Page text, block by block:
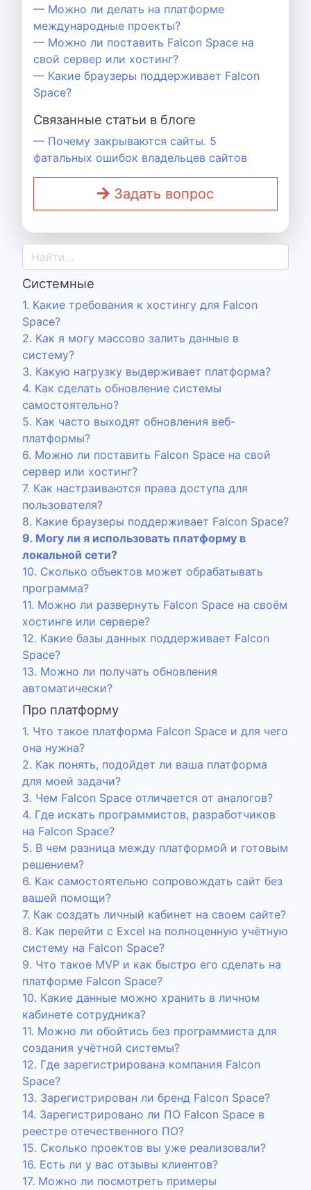
— Можно ли делать на платформе
международные проекты?
— Можно ли поставить Falcon Space на
свой сервер или хостинг?
— Какие браузеры поддерживает Falcon
Space?
Связанные статьи в блоге
— Почему закрываются сайты. 5
фатальных ошибок владельцев сайтов
Задать вопрос
Системные
1. Какие требования к хостингу для Falcon
Space?
2. Как я могу массово залить данные в
систему?
3. Какую нагрузку выдерживает платформа?
4. Как сделать обновление системы
самостоятельно?
5. Как часто выходят обновления веб-
платформы?
6. Можно ли поставить Falcon Space на свой
сервер или хостинг?
7. Как настраиваются права доступа для
пользователя?
8. Какие браузеры поддерживает Falcon Space?
9. Могу ли я использовать платформу в
локальной сети?
10. Сколько объектов может обрабатывать
программа?
11. Можно ли развернуть Falcon Space на своём
хостинге или сервере?
12. Какие базы данных поддерживает Falcon
Space?
13. Можно ли получать обновления
автоматически?
Про платформу
1. Что такое платформа Falcon Space и для чего
она нужна?
2. Как понять, подойдет ли ваша платформа
для моей задачи?
3. Чем Falcon Space отличается от аналогов?
4. Где искать программистов, разработчиков
на Falcon Space?
5. В чем разница между платформой и готовым
решением?
6. Как самостоятельно сопровождать сайт без
вашей помощи?
7. Как создать личный кабинет на своем сайте?
8. Как перейти с Excel на полноценную учётную
систему на Falcon Space?
9. Что такое MVP и как быстро его сделать на
платформе Falcon Space?
10. Какие данные можно хранить в личном
кабинете сотрудника?
11. Можно ли обойтись без программиста для
создания учётной системы?
12. Где зарегистрирована компания Falcon
Space?
13. Зарегистрирован ли бренд Falcon Space?
14. Зарегистрировано ли ПО Falcon Space в
реестре отечественного ПО?
15. Сколько проектов вы уже реализовали?
16. Есть ли у вас отзывы клиентов?
17. Можно ли посмотреть примеры